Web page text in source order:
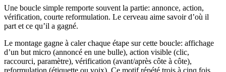
Une boucle simple remporte souvent la partie: annonce, action,
vérification, courte reformulation. Le cerveau aime savoir d’où il
part et ce qu’il a gagné.
Le montage gagne à caler chaque étape sur cette boucle: affichage
d’un but micro (annoncé en une bulle), action visible (clic,
raccourci, paramètre), vérification (avant/après côte à côte),